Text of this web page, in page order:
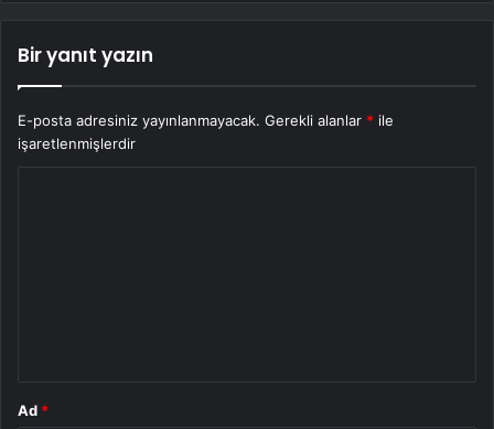
Bir yanıt yazın
E-posta adresiniz yayınlanmayacak. Gerekli alanlar * ile
işaretlenmişlerdir
Ad *